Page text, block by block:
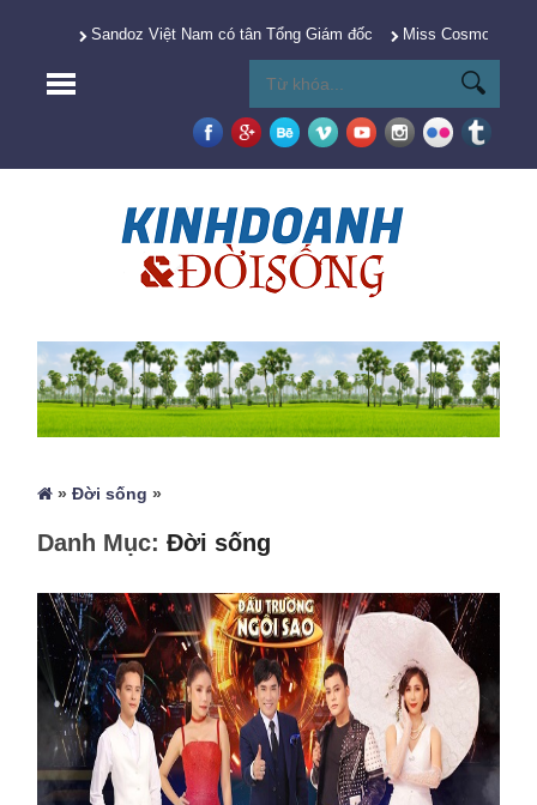
Sandoz Việt Nam có tân Tổng Giám đốc Miss Cosmo 2025
»Đời sống »
Danh Mục:Đời sống